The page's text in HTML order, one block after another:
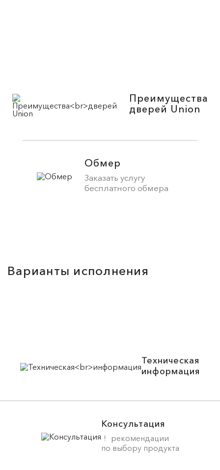
Преимущества
дверей Union
Обмер
Заказать услугу
бесплатного обмера
Варианты исполнения
Техническая
информация
Консультация
рекомендации
по выбору продукта